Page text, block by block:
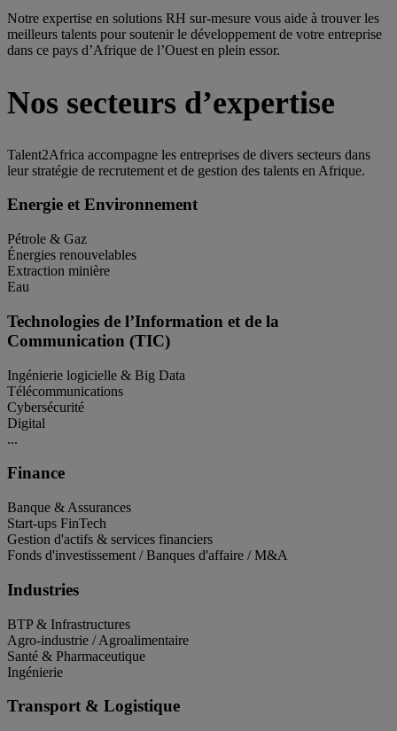
Notre expertise en solutions RH sur-mesure vous aide à trouver les
meilleurs talents pour soutenir le développement de votre entreprise
dans ce pays d’Afrique de l’Ouest en plein essor.
Nos secteurs d’expertise
Talent2Africa accompagne les entreprises de divers secteurs dans
leur stratégie de recrutement et de gestion des talents en Afrique.
Energie et Environnement
Pétrole & Gaz
Énergies renouvelables
Extraction minière
Eau
Technologies de l’Information et de la
Communication (TIC)
Ingénierie logicielle & Big Data
Télécommunications
Cybersécurité
Digital
...
Finance
Banque & Assurances
Start-ups FinTech
Gestion d'actifs & services financiers
Fonds d'investissement / Banques d'affaire / M&A
Industries
BTP & Infrastructures
Agro-industrie / Agroalimentaire
Santé & Pharmaceutique
Ingénierie
Transport & Logistique